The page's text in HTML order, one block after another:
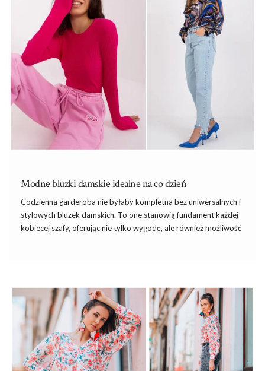
Zachęcamy do odwiedzenia naszego sklepu internetowego
bluzki, gdzie znajdziesz szeroką gamę produktów, idealnych na
każdą porę roku. Bluzka hiszpanka dostępna jest w różnych
rozmiarach, …
Modne bluzki damskie idealne na co dzień
Codzienna garderoba nie byłaby kompletna bez uniwersalnych i
stylowych bluzek damskich. To one stanowią fundament każdej
kobiecej szafy, oferując nie tylko wygodę, ale również możliwość
tu inspiracje, które pomogą ci stworzyć stylizacje dostosowane
do każdej okazji!
Czybluza oversized jest modna? Co to jest bluza relab? Czy
bluza z kryształkamijest modna? Najpopularniejsze w …